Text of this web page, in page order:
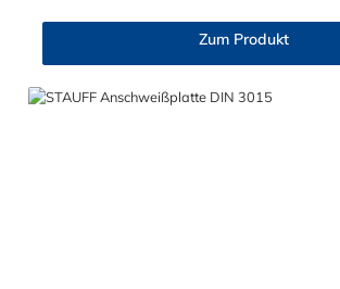
Zum Produkt